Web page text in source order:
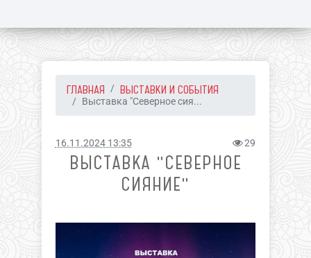
ГЛАВНАЯ ВЫСТАВКИ И СОБЫТИЯ
Выставка "Северное сия...
16.11.2024 13:35 29
ВЫСТАВКА "СЕВЕРНОЕ
СИЯНИЕ"